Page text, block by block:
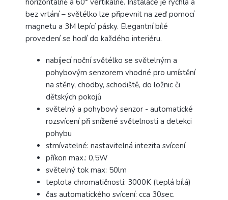
bez vrtání – světélko lze připevnit na zeď pomocí
magnetu a 3M lepící pásky. Elegantní bílé
provedení se hodí do každého interiéru.
nabíjecí noční světélko se světelným a
pohybovým senzorem vhodné pro umístění
na stěny, chodby, schodiště, do ložnic či
dětských pokojů
světelný a pohybový senzor - automatické
rozsvícení při snížené světelnosti a detekci
pohybu
stmívatelné: nastavitelná intezita svícení
příkon max.: 0,5W
světelný tok max: 50lm
teplota chromatičnosti: 3000K (teplá bílá)
čas automatického svícení: cca 30sec.